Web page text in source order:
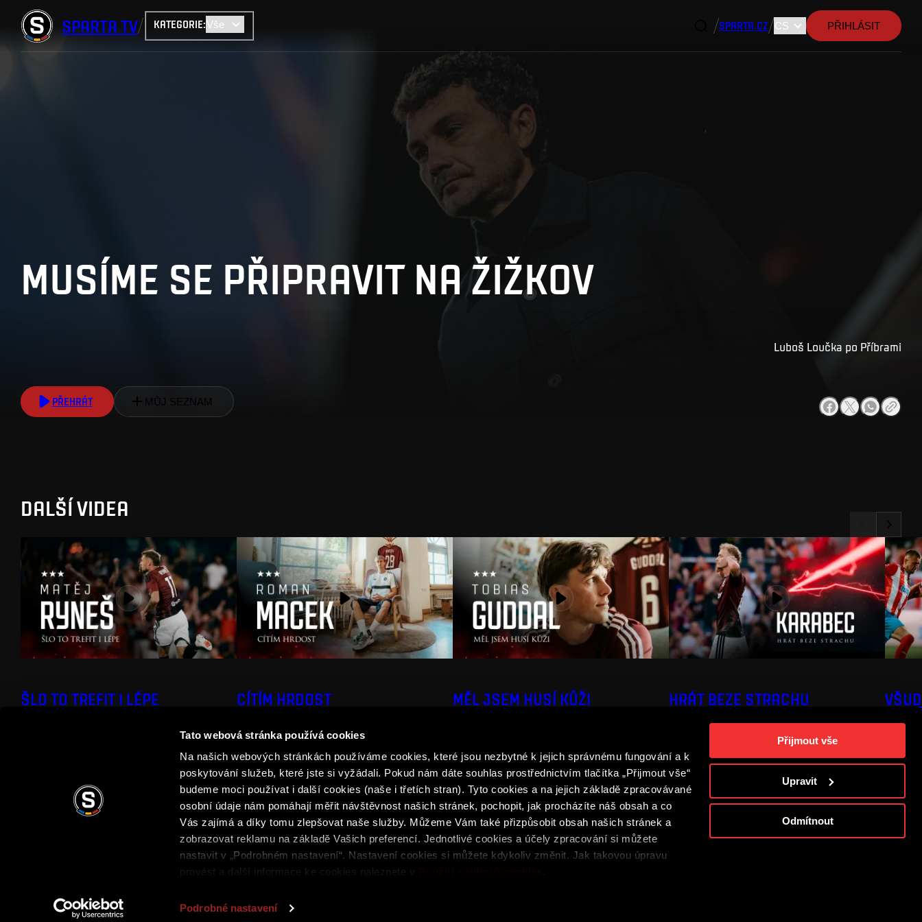
Tato webová stránka používá cookies
Na našich webových stránkách používáme cookies, které jsou nezbytné k jejich správnému fungování a k
poskytování služeb, které jste si vyžádali. Pokud nám dáte souhlas prostřednictvím tlačítka „Přijmout vše“
budeme moci používat i další cookies (naše i třetích stran). Tyto cookies a na jejich základě zpracovávané
osobní údaje nám pomáhají měřit návštěvnost našich stránek, pochopit, jak procházíte náš obsah a co
Vás zajímá a díky tomu zlepšovat naše služby. Můžeme Vám také přizpůsobit obsah našich stránek a
zobrazovat reklamu na základě Vašich preferencí. Jednotlivé cookies a účely zpracování si můžete
nastavit v „Podrobném nastavení“. Nastavení cookies si můžete kdykoliv změnit. Jak takovou úpravu
provést a další informace ke cookies naleznete v
Podrobné nastavení
Přijmout vše
Upravit
Odmítnout
SPARTA TV KATEGORIE: SPARTA.CZ PŘIHLÁSIT
MUSÍME SE PŘIPRAVIT NA ŽIŽKOV
Luboš Loučka po Příbrami
PŘEHRÁT MŮJ SEZNAM
DALŠÍ VIDEA
ŠLO TO TREFIT I LÉPE CÍTÍM HRDOST MĚL JSEM HUSÍ KŮŽI HRÁT BEZE STRACHU
Ochrana soukromí Obchodní podmínky Podmínky SPARTA iD Whistleblowing Cookies
Copyright © 2026 AC Sparta Praha. Všechna práva vyhrazena.